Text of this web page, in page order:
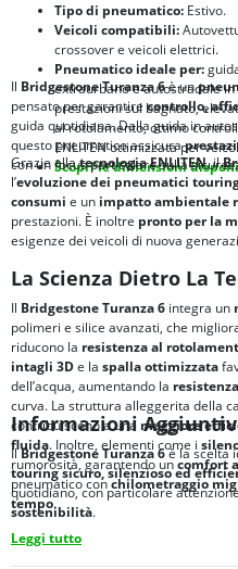
Tipo di pneumatico: Estivo.
Veicoli compatibili:
crossover e veicoli elettrici.
Pneumatico ideale per:
extraurbano e autostradale
prestazioni sul bagnato,
al rotolamento, ottimo
ENLITEN ottimizzata per
Scopri le dimensioni
Il Bridgestone Turanza 6è un
pensato per garantire controllo,
guida quotidiana. Dalla guida in
questo pneumatico assicura
con un focus particolare sulla
Grazie allatecnologia ENLITEN, il
l’evoluzione dei pneumatici
consumi e un impatto ambientale
prestazioni. È inoltre pronto per la
esigenze dei veicoli di nuova
La Scienza Dietro La
Il Bridgestone Turanza 6 integra un
polimeri e silice avanzati, che
riducono la resistenza al
intagli 3De la spalla ottimizzata
dell’acqua, aumentando la
curva. La struttura alleggerita della
contribuiscono a una maggiore
fluida. Inoltre, elementi come i
rumorosità, garantendo uncomfort
pneumatico conchilometraggio
tempo.
Informazioni
IlBridgestone Turanza 6è la scelta
touring sicuro, silenzioso ed
quotidiano, con particolare
sostenibilità.
Leggi tutto